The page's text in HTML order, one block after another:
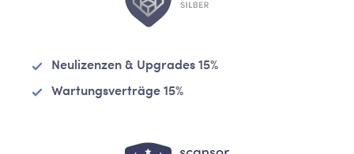
Neulizenzen & Upgrades 15%
Wartungsverträge 15%